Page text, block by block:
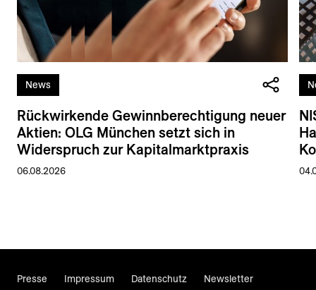
News
Rückwirkende Gewinnberechtigung neuer
Aktien: OLG München setzt sich in
Widerspruch zur Kapitalmarktpraxis
06.08.2026
Presse Impressum Datenschutz Newsletter